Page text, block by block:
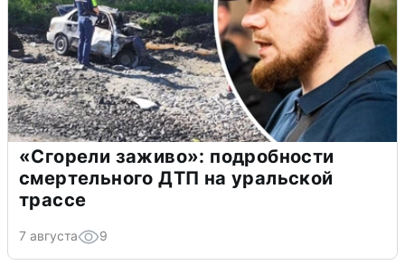
«Сгорели заживо»: подробности
смертельного ДТП на уральской
трассе
7 августа 9